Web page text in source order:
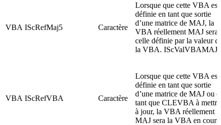
VBA IScRefMaj5 Caractère
Lorsque que cette VBA est
définie en tant que sortie
d’une matrice de MAJ, la
VBA réellement MAJ sera
celle définie par la valeur
la VBA. IScValVBAMAJ5
VBA IScRefVBA Caractère
Lorsque que cette VBA est
définie en tant que sortie
d’une matrice de MAJ ou
tant que CLEVBA à mettre
à jour, la VBA réellement
MAJ sera la VBA en cours.